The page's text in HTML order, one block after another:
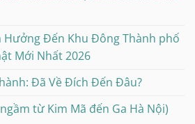
Hưởng Đến Khu Đông Thành phố
Mới Nhất 2026
Đã Về Đích Đến Đâu?
từ Kim Mã đến Ga Hà Nội)